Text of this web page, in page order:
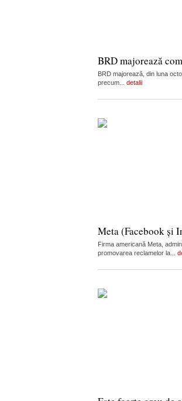
BRD majorează
BRD majorează, din luna
precum... detalii
Meta (Facebook și
Firma americană Meta,
promovarea reclamelor la...